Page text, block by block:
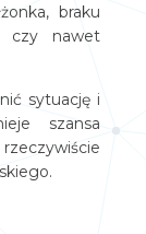
braku
czy nawet
sytuację i
szansa